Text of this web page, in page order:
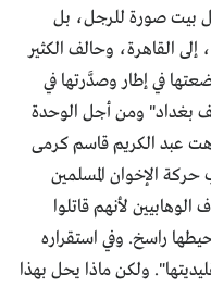
بيت صورة للرجل، بل
القاهرة، وحالف الكثير
في إطار وصدَّرتها في
بغداد" ومن أجل الوحدة
عبد الكريم قاسم كرمى
الإخوان المسلمين
لأنهم قاتلوا
راسخ. وفي استقراره
ولكن ماذا يحل بهذا